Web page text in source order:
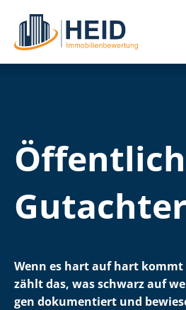
Wenn es hart auf hart
zählt das, was schwarz auf
gen dokumentiert und